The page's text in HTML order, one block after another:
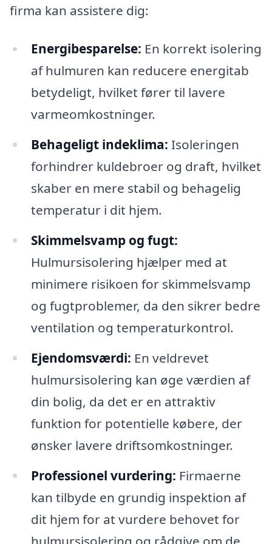
firma kan assistere dig:
Energibesparelse: En korrekt isolering
af hulmuren kan reducere energitab
betydeligt, hvilket fører til lavere
varmeomkostninger.
Behageligt indeklima: Isoleringen
forhindrer kuldebroer og draft, hvilket
skaber en mere stabil og behagelig
temperatur i dit hjem.
Skimmelsvamp og fugt:
Hulmursisolering hjælper med at
minimere risikoen for skimmelsvamp
og fugtproblemer, da den sikrer bedre
ventilation og temperaturkontrol.
Ejendomsværdi: En veldrevet
hulmursisolering kan øge værdien af
din bolig, da det er en attraktiv
funktion for potentielle købere, der
ønsker lavere driftsomkostninger.
Professionel vurdering: Firmaerne
kan tilbyde en grundig inspektion af
dit hjem for at vurdere behovet for